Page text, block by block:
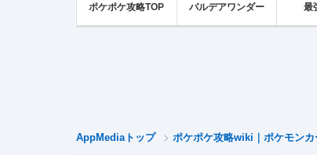
ポケポケ攻略TOP パルデアワンダー 最
AppMediaトップ ポケポケ攻略wiki｜ポケモン